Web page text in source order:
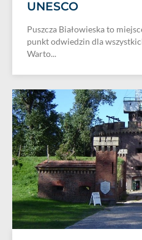
UNESCO
Puszcza Białowieska to
punkt odwiedzin dla
Warto...